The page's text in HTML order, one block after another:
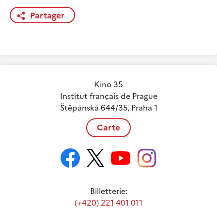
Partager
Kino 35
Institut français de Prague
Štěpánská 644/35, Praha 1
Carte
Billetterie:
(+420) 221 401 011